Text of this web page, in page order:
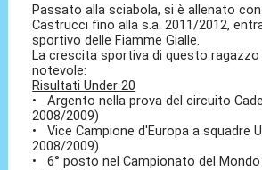
Passato alla sciabola, si è allenato
Castrucci fino alla s.a. 2011/2012,
sportivo delle Fiamme Gialle.
La crescita sportiva di questo ragazzo
notevole:
Risultati Under 20
• Argento nella prova del circuito
2008/2009)
• Vice Campione d'Europa a squadre
2008/2009)
• 6° posto nel Campionato del